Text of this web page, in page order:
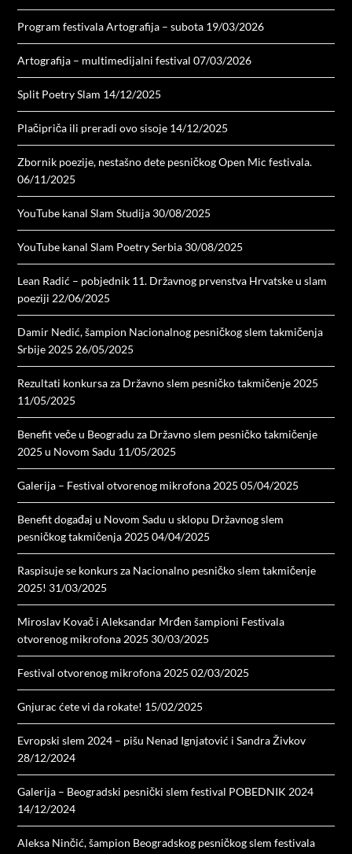
Program festivala Artografija – subota 19/03/2026
Artografija – multimedijalni festival 07/03/2026
Split Poetry Slam 14/12/2025
Plačipriča ili preradi ovo sisoje 14/12/2025
Zbornik poezije, nestašno dete pesničkog Open Mic festivala.
06/11/2025
YouTube kanal Slam Studija 30/08/2025
YouTube kanal Slam Poetry Serbia 30/08/2025
Lean Radić – pobjednik 11. Državnog prvenstva Hrvatske u slam
poeziji 22/06/2025
Damir Nedić, šampion Nacionalnog pesničkog slem takmičenja
Srbije 2025 26/05/2025
Rezultati konkursa za Državno slem pesničko takmičenje 2025
11/05/2025
Benefit veče u Beogradu za Državno slem pesničko takmičenje
2025 u Novom Sadu 11/05/2025
Galerija – Festival otvorenog mikrofona 2025 05/04/2025
Benefit događaj u Novom Sadu u sklopu Državnog slem
pesničkog takmičenja 2025 04/04/2025
Raspisuje se konkurs za Nacionalno pesničko slem takmičenje
2025! 31/03/2025
Miroslav Kovač i Aleksandar Mrđen šampioni Festivala
otvorenog mikrofona 2025 30/03/2025
Festival otvorenog mikrofona 2025 02/03/2025
Gnjurac ćete vi da rokate! 15/02/2025
Evropski slem 2024 – pišu Nenad Ignjatović i Sandra Živkov
28/12/2024
Galerija – Beogradski pesnički slem festival POBEDNIK 2024
14/12/2024
Aleksa Ninčić, šampion Beogradskog pesničkog slem festivala